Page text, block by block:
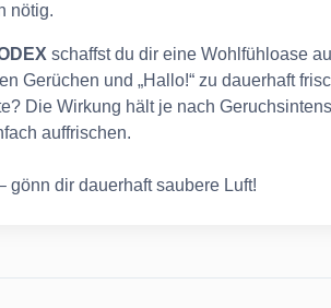
nötig.
schaffst du dir eine Wohlfühloase
Gerüchen und „Hallo!“ zu dauerhaft
Die Wirkung hält je nach
auffrischen.
gönn dir dauerhaft saubere Luft!